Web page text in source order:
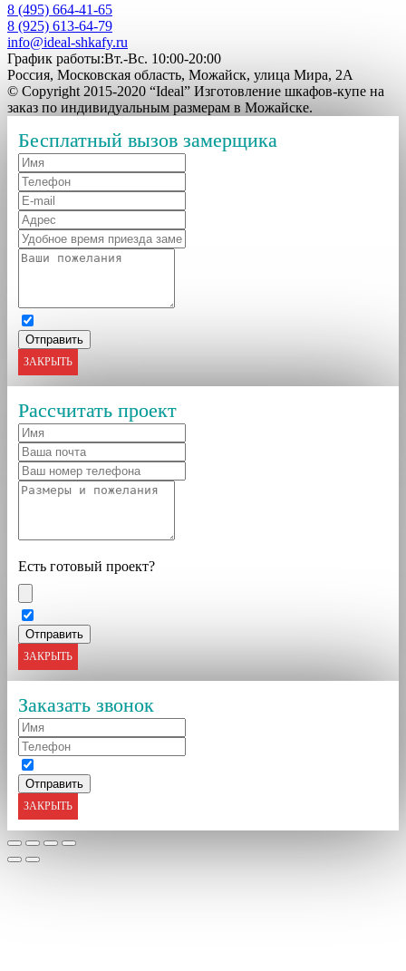
8 (495) 664-41-65
8 (925) 613-64-79
info@ideal-shkafy.ru
График работы:Вт.-Вс. 10:00-20:00
Россия, Московская область, Можайск, улица Мира, 2А
© Copyright 2015-2020 “Ideal” Изготовление шкафов-купе на
заказ по индивидуальным размерам в Можайске.
Бесплатный вызов замерщика
ЗАКРЫТЬ
Рассчитать проект
Есть готовый проект?
ЗАКРЫТЬ
Заказать звонок
ЗАКРЫТЬ